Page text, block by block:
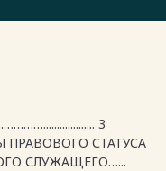
3
ПРАВОВОГО СТАТУСА
СЛУЖАЩЕГО…...